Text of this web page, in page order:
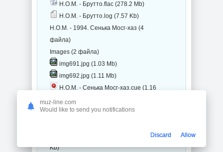
Н.О.М. - Брутто.flac (278.2 Mb)
Н.О.М. - Брутто.log (7.57 Kb)
Н.О.М. - 1994. Сенька Мосг-хаз (4
файла)
Images (2 файла)
img691.jpg (1.03 Mb)
img692.jpg (1.11 Mb)
Н.О.М. - Сенька Мосг-хаз.cue (1.16
Kb)
Н.О.М. - Сенька Мосг-хаз.flac (253.11
Н.О.М. - Сенька Мосг-хаз.log (7.06
Kb)
muz-line.com
Would like to send you notifications
Discard Allow